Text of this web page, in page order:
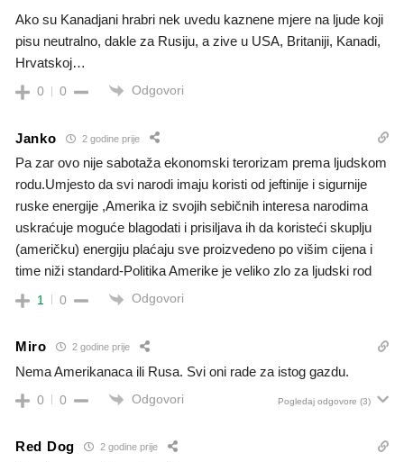
Ako su Kanadjani hrabri nek uvedu kaznene mjere na ljude koji
pisu neutralno, dakle za Rusiju, a zive u USA, Britaniji, Kanadi,
Hrvatskoj…
0 0 Odgovori
Janko 2 godine prije
Pa zar ovo nije sabotaža ekonomski terorizam prema ljudskom
rodu.Umjesto da svi narodi imaju koristi od jeftinije i sigurnije
ruske energije ,Amerika iz svojih sebičnih interesa narodima
uskraćuje moguće blagodati i prisiljava ih da koristeći skuplju
(američku) energiju plaćaju sve proizvedeno po višim cijena i
time niži standard-Politika Amerike je veliko zlo za ljudski rod
1 0 Odgovori
Miro 2 godine prije
Nema Amerikanaca ili Rusa. Svi oni rade za istog gazdu.
0 0 Odgovori Pogledaj odgovore (3)
Red Dog 2 godine prije